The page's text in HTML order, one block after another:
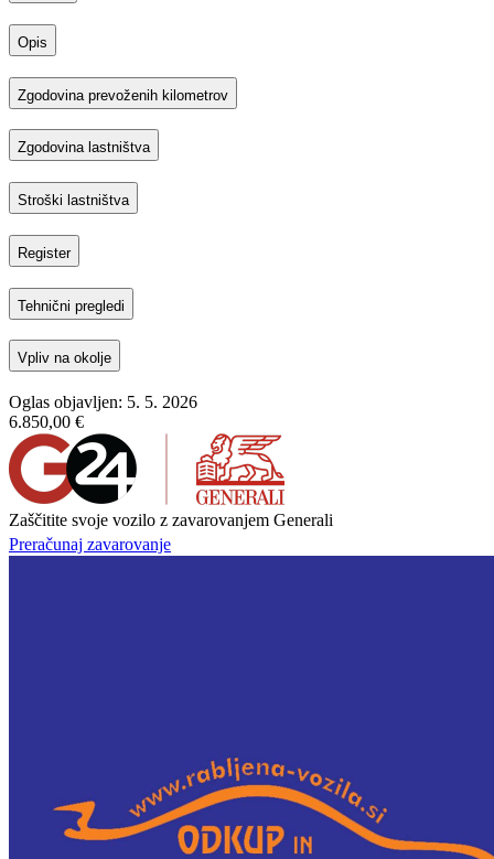
Opis
Zgodovina prevoženih kilometrov
Zgodovina lastništva
Stroški lastništva
Register
Tehnični pregledi
Vpliv na okolje
Oglas objavljen: 5. 5. 2026
6.850,00 €
Zaščitite svoje vozilo z zavarovanjem Generali
Preračunaj zavarovanje